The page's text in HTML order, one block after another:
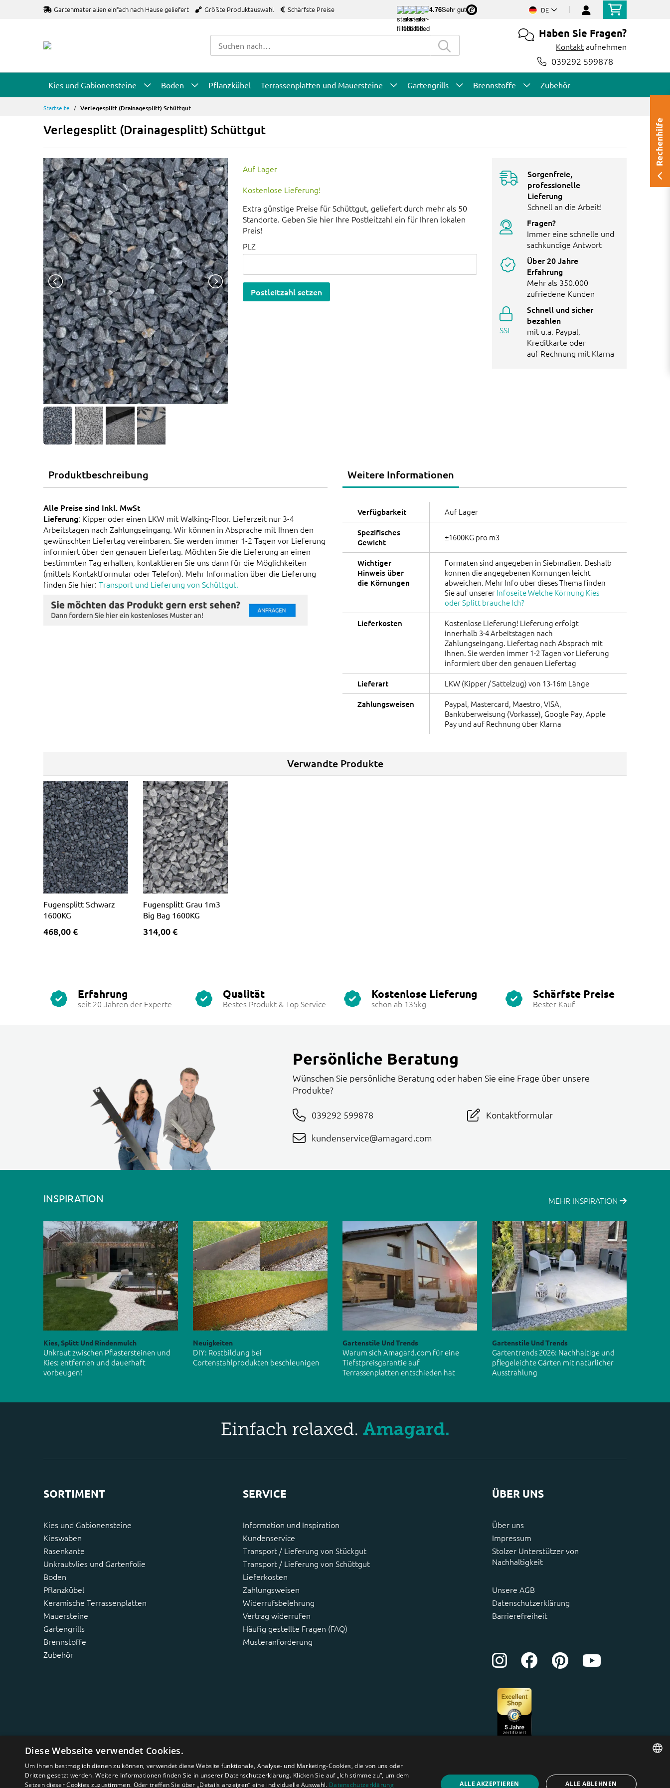
Gartenmaterialien einfach nach Hause geliefert Größte Produktauswahl Schärfste Preise 4.76Sehr gut DE
Haben Sie Fragen?
Kontaktaufnehmen
039292 599878
Kies und Gabionensteine Boden Pflanzkübel Terrassenplatten und Mauersteine Gartengrills Brennstoffe Zubehör
Startseite Verlegesplitt (Drainagesplitt) Schüttgut
Verlegesplitt (Drainagesplitt) Schüttgut
Auf Lager
Kostenlose Lieferung!
Extra günstige Preise für Schüttgut, geliefert durch mehr als 50
Standorte. Geben Sie hier Ihre Postleitzahl ein für Ihren lokalen
Preis!
PLZ
Postleitzahl setzen
Sorgenfreie,
professionelle
Lieferung
Schnell an die Arbeit!
Fragen?
Immer eine schnelle und
sachkundige Antwort
Über 20 Jahre
Erfahrung
Mehr als 350.000
zufriedene Kunden
SSL
Schnell und sicher
bezahlen
mit u.a. Paypal,
Kreditkarte oder
auf Rechnung mit Klarna
Produktbeschreibung
Alle Preise sind Inkl. MwSt
Lieferung: Kipper oder einen LKW mit Walking-Floor. Lieferzeit nur 3-4
Arbeitstagen nach Zahlungseingang. Wir können in Absprache mit Ihnen den
gewünschten Liefertag vereinbaren. Sie werden immer 1-2 Tagen vor Lieferung
informiert über den genauen Liefertag. Möchten Sie die Lieferung an einen
bestimmten Tag erhalten, kontaktieren Sie uns dann für die Möglichkeiten
(mittels Kontaktformular oder Telefon). Mehr Information über die Lieferung
finden Sie hier: Transport und Lieferung von Schüttgut.
Weitere Informationen
Verfügbarkeit Auf Lager
Spezifisches
Gewicht
±1600KG pro m3
Wichtiger
Hinweis über
die Körnungen
Formaten sind angegeben in Siebmaßen. Deshalb
können die angegebenen Körnungen leicht
abweichen. Mehr Info über dieses Thema finden
Sie auf unsererInfoseite Welche Körnung Kies
oder Splitt brauche Ich?
Lieferkosten
Kostenlose Lieferung! Lieferung erfolgt
innerhalb 3-4 Arbeitstagen nach
Zahlungseingang. Liefertag nach Absprach mit
Ihnen. Sie werden immer 1-2 Tagen vor Lieferung
informiert über den genauen Liefertag
Lieferart LKW (Kipper / Sattelzug) von 13-16m Länge
Zahlungsweisen
Paypal, Mastercard, Maestro, VISA,
Banküberweisung (Vorkasse), Google Pay, Apple
Pay und auf Rechnung über Klarna
Verwandte Produkte
Fugensplitt Schwarz
1600KG
468,00 €
Fugensplitt Grau 1m3
Big Bag 1600KG
314,00 €
Erfahrung
seit 20 Jahren der Experte
Qualität
Bestes Produkt & Top Service
Kostenlose Lieferung
schon ab 135kg
Schärfste Preise
Bester Kauf
Persönliche Beratung
Wünschen Sie persönliche Beratung oder haben Sie eine Frage über unsere
Produkte?
039292 599878
kundenservice@amagard.com
Kontaktformular
INSPIRATION MEHR INSPIRATION
Kies, Splitt Und Rindenmulch
Unkraut zwischen Pflastersteinen und
Kies: entfernen und dauerhaft
vorbeugen!
Neuigkeiten
DIY: Rostbildung bei
Cortenstahlprodukten beschleunigen
Gartenstile Und Trends
Warum sich Amagard.com für eine
Tiefstpreisgarantie auf
Terrassenplatten entschieden hat
Gartenstile Und Trends
Gartentrends 2026: Nachhaltige und
pflegeleichte Gärten mit natürlicher
Ausstrahlung
SORTIMENT
Kies und Gabionensteine
Kieswaben
Rasenkante
Unkrautvlies und Gartenfolie
Boden
Pflanzkübel
Keramische Terrassenplatten
Mauersteine
Gartengrills
Brennstoffe
Zubehör
SERVICE
Information und Inspiration
Kundenservice
Transport / Lieferung von Stückgut
Transport / Lieferung von Schüttgut
Lieferkosten
Zahlungsweisen
Widerrufsbelehrung
Vertrag widerrufen
Häufig gestellte Fragen (FAQ)
Musteranforderung
ÜBER UNS
Über uns
Impressum
Stolzer Unterstützer von
Nachhaltigkeit
Unsere AGB
Datenschutzerklärung
Barrierefreiheit
Rechenhilfe
ENGLISH
Diese Webseite verwendet Cookies.
Um Ihnen bestmöglich dienen zu können, verwendet diese Website funktionale, Analyse- und Marketing-Cookies, die von uns oder
Dritten gesetzt werden. Weitere Informationen finden Sie in unserer Datenschutzerklärung. Klicken Sie auf „Ich stimme zu“, um dem
Setzen dieser Cookies zuzustimmen. Oder treffen Sie über „Details anzeigen“ eine individuelle Auswahl. Datenschutzerklärung ALLE AKZEPTIEREN ALLE ABLEHNEN